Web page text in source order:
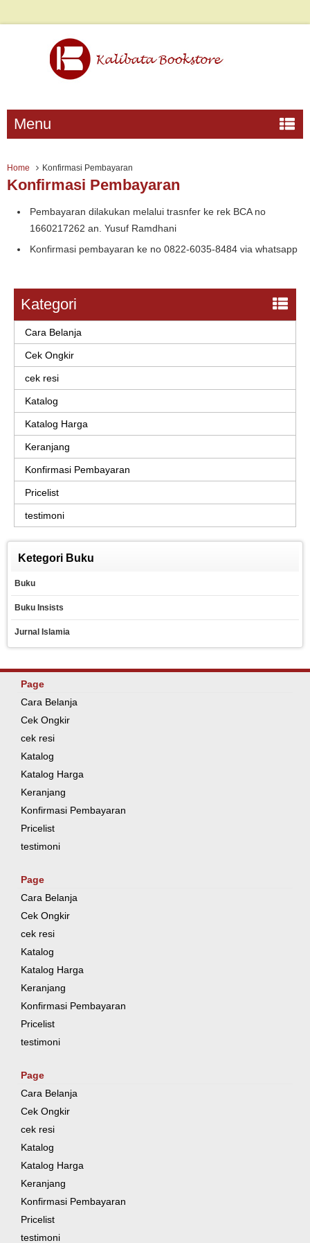
Menu
Home Konfirmasi Pembayaran
Konfirmasi Pembayaran
Pembayaran dilakukan melalui trasnfer ke rek BCA no
1660217262 an. Yusuf Ramdhani
Konfirmasi pembayaran ke no 0822-6035-8484 via whatsapp
Kategori
Cara Belanja
Cek Ongkir
cek resi
Katalog
Katalog Harga
Keranjang
Konfirmasi Pembayaran
Pricelist
testimoni
Ketegori Buku
Buku
Buku Insists
Jurnal Islamia
Page
Cara Belanja
Cek Ongkir
cek resi
Katalog
Katalog Harga
Keranjang
Konfirmasi Pembayaran
Pricelist
testimoni
Page
Cara Belanja
Cek Ongkir
cek resi
Katalog
Katalog Harga
Keranjang
Konfirmasi Pembayaran
Pricelist
testimoni
Page
Cara Belanja
Cek Ongkir
cek resi
Katalog
Katalog Harga
Keranjang
Konfirmasi Pembayaran
Pricelist
testimoni